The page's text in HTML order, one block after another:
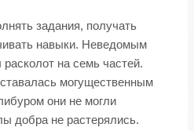
задания, получать
навыки. Неведомым
на семь частей.
могущественным
они не могли
добра не растерялись.